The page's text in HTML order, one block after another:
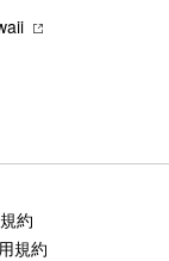
約
規約